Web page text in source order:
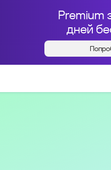
Premium
дней
с номера